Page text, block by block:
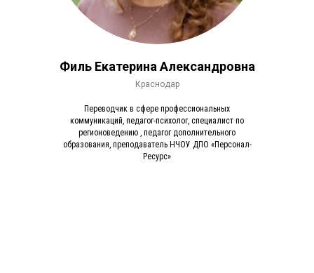
Филь Екатерина Александровна
Краснодар
Переводчик в сфере профессиональных
коммуникаций, педагог-психолог, специалист по
регионоведению , педагог дополнительного
образования, преподаватель НЧОУ ДПО «Персонал-
Ресурс»